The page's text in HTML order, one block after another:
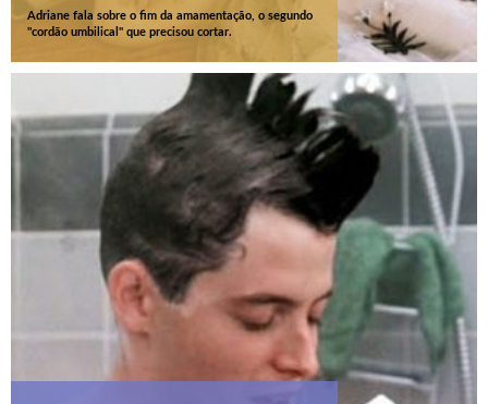
Adriane fala sobre o fim da amamentação, o segundo
"cordão umbilical" que precisou cortar.